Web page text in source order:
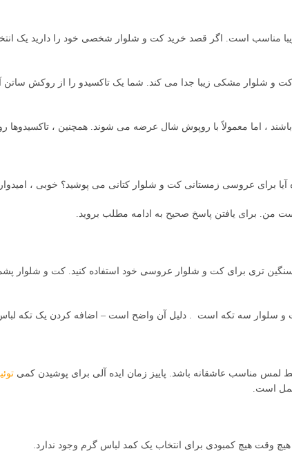
مناسب است. اگر قصد خرید کت و شلوار شخصی خود را دارید یک
کت و شلوار مشکی زیبا جدا می کند. شما یک تاکسیدو را از روکش ساتن
، اما معمولاً با روپوش شال عرضه می شوند. همچنین ، تاکسیدوها
آیا برای عروسی زمستانی کت و شلوار کتانی می پوشید؟ خوبی ،
من. برای یافتن پاسخ صحیح به ادامه مطلب بروید.
تری برای کت و شلوار عروسی خود استفاده کنید. کت و شلوار پشمی
سلوار سه تکه است . دلیل آن واضح است – اضافه کردن یک تکه
مناسب عاشقانه باشد. پاییز زمان ایده آلی برای پوشیدن کمی
است.
وقت هیچ کمبودی برای انتخاب یک کمد لباس گرم وجود ندارد.